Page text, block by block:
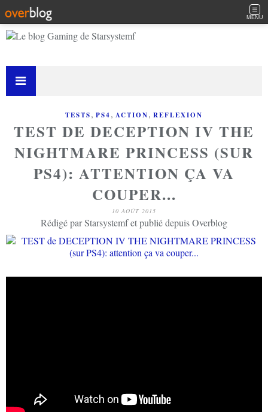
MENU
TESTS, PS4, ACTION, REFLEXION
TEST DE DECEPTION IV THE
NIGHTMARE PRINCESS (SUR
PS4): ATTENTION ÇA VA
COUPER...
10 AOÛT 2015
Rédigé par Starsystemf et publié depuis Overblog